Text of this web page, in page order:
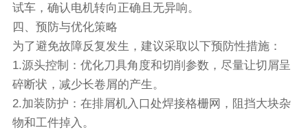
试车，确认电机转向正确且无异响。
四、预防与优化策略
为了避免故障反复发生，建议采取以下预防性措施：
1.源头控制：优化刀具角度和切削参数，尽量让切屑呈
碎断状，减少长卷屑的产生。
2.加装防护：在排屑机入口处焊接格栅网，阻挡大块杂
物和工件掉入。